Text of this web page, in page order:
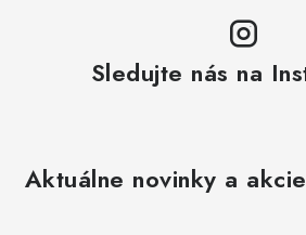
Sledujte nás na
Aktuálne novinky a